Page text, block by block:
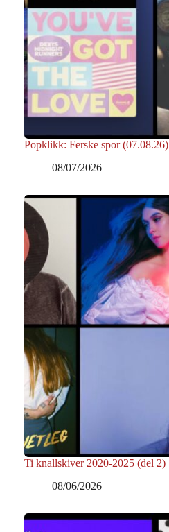
Popklikk: Ferske spor (07.08.26)
08/07/2026
Ti knallskiver 2020-2025 (del 2)
08/06/2026